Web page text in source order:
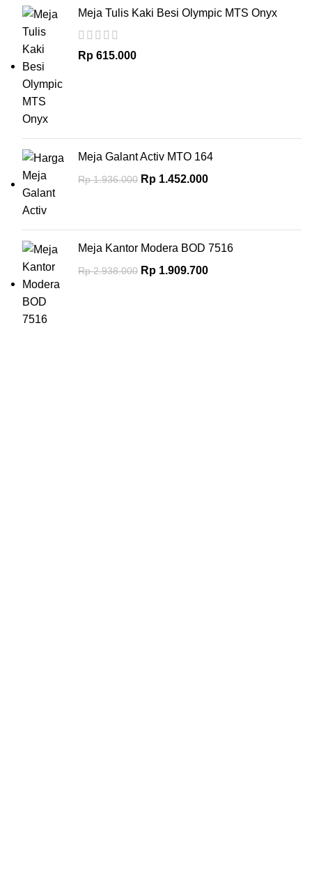
Meja Tulis Kaki Besi Olympic MTS Onyx
Rp 615.000
Meja Galant Activ MTO 164
Rp1.936.000 Rp 1.452.000
Meja Kantor Modera BOD 7516
Rp2.938.000 Rp 1.909.700